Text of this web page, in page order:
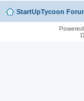
StartUpTycoon